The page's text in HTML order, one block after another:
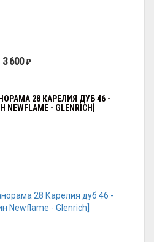
3 600₽
28 КАРЕЛИЯ ДУБ 46 -
- GLENRICH]